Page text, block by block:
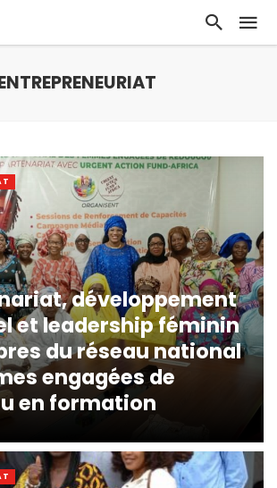
développement
et leadership féminin
du réseau national
engagées de
en formation